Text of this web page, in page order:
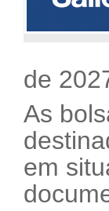
de
As
em